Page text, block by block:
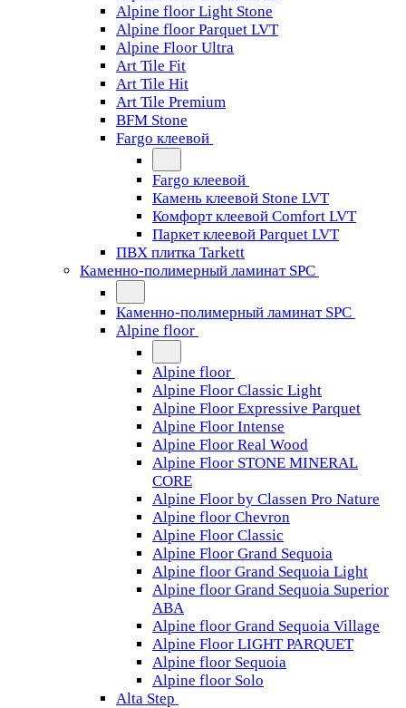
Alpine floor Light Stone
Alpine floor Parquet LVT
Alpine Floor Ultra
Art Tile Fit
Art Tile Hit
Art Tile Premium
BFM Stone
Fargo клеевой
Fargo клеевой
Камень клеевой Stone LVT
Комфорт клеевой Comfort LVT
Паркет клеевой Parquet LVT
ПВХ плитка Tarkett
Каменно-полимерный ламинат SPC
Каменно-полимерный ламинат SPC
Alpine floor
Alpine floor
Alpine Floor Classic Light
Alpine Floor Expressive Parquet
Alpine Floor Intense
Alpine Floor Real Wood
Alpine Floor STONE MINERAL
CORE
Alpine Floor by Classen Pro Nature
Alpine floor Chevron
Alpine Floor Classic
Alpine Floor Grand Sequoia
Alpine floor Grand Sequoia Light
Alpine floor Grand Sequoia Superior
ABA
Alpine floor Grand Sequoia Village
Alpine Floor LIGHT PARQUET
Alpine floor Sequoia
Alpine floor Solo
Alta Step